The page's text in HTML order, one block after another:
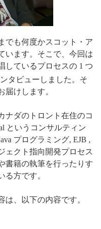
でも何度かスコット・ア
います。そこで、今回は
しているプロセスの 1 つ
タビューしました。そ
届けします。
ナダのトロント在住のコ
というコンサルティン
プログラミング, EJB ,
ェクト指向開発プロセス
書籍の執筆を行ったりす
る方です。
、以下の内容です。